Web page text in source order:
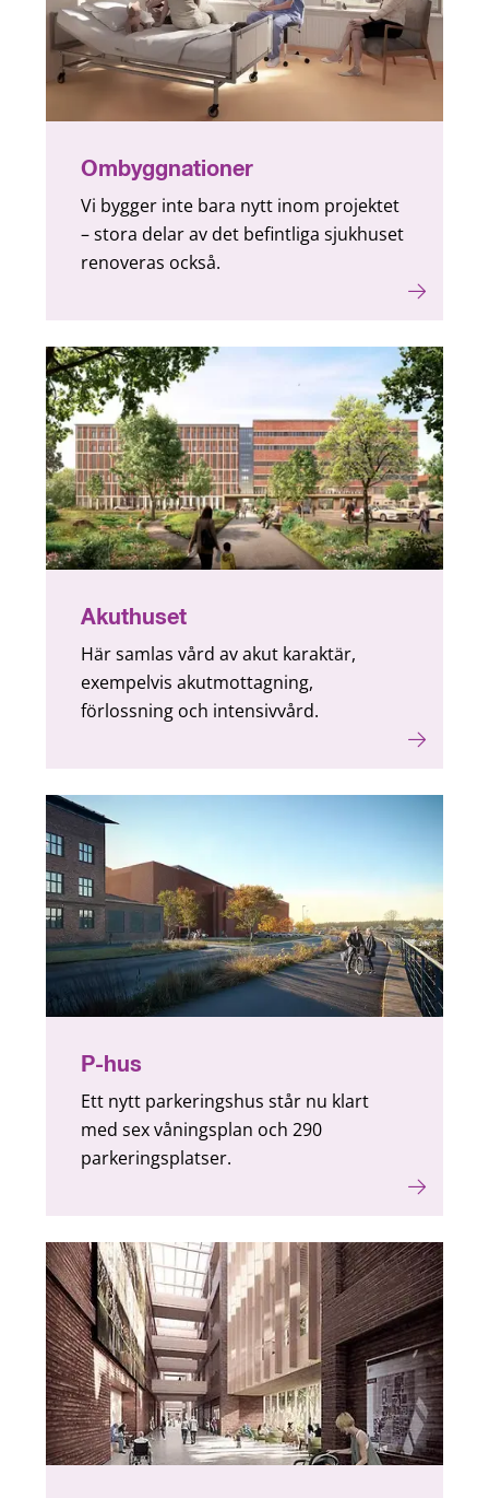
Ombyggnationer
Vi bygger inte bara nytt inom projektet
– stora delar av det befintliga sjukhuset
renoveras också.
Akuthuset
Här samlas vård av akut karaktär,
exempelvis akutmottagning,
förlossning och intensivvård.
P-hus
Ett nytt parkeringshus står nu klart
med sex våningsplan och 290
parkeringsplatser.